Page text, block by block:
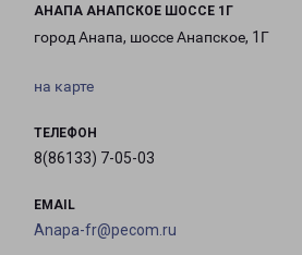
АНАПА АНАПСКОЕ ШОССЕ 1Г
город Анапа, шоссе Анапское, 1Г
на карте
ТЕЛЕФОН
8(86133) 7-05-03
EMAIL
Anapa-fr@pecom.ru